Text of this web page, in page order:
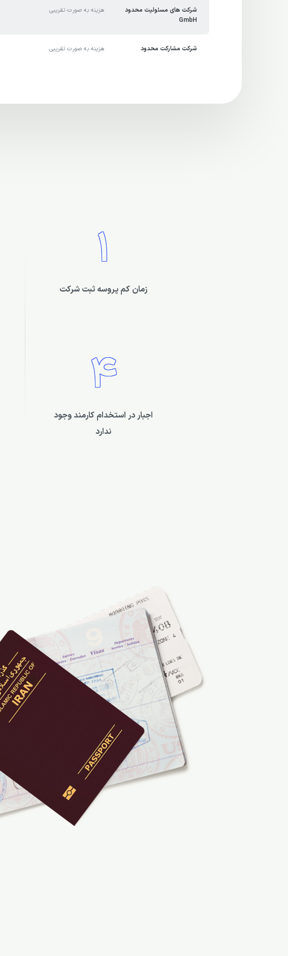
شرکت های مسئولیت محدود
GmbH
هزینه به صورت تقریبی
شرکت مشارکت محدود هزینه به صورت تقریبی
1
زمان کم پروسه ثبت شرکت
4
اجبار در استخدام کارمند وجود
ندارد